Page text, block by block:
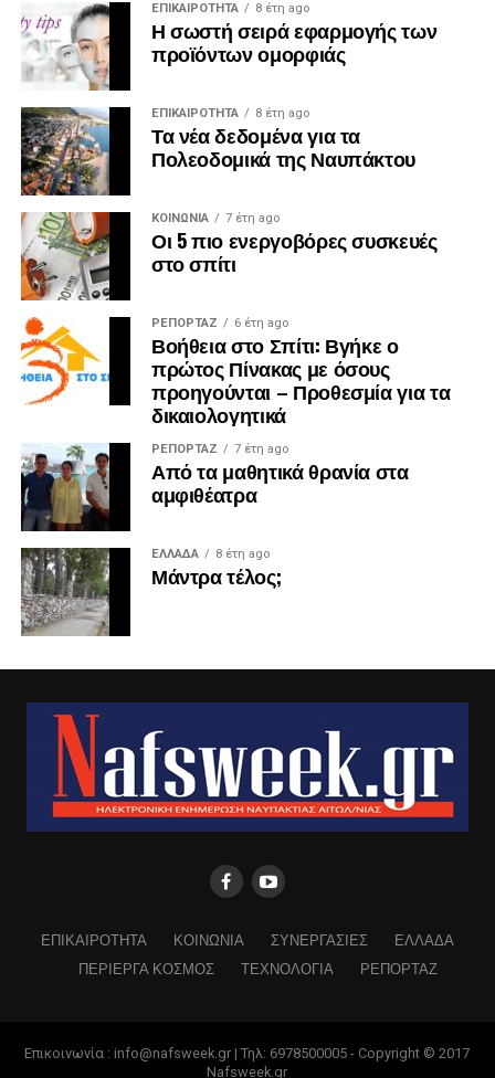
ΕΠΙΚΑΙΡΟΤΗΤΑ 8 έτη ago
Η σωστή σειρά εφαρμογής των
προϊόντων ομορφιάς
ΕΠΙΚΑΙΡΟΤΗΤΑ 8 έτη ago
Τα νέα δεδομένα για τα
Πολεοδομικά της Ναυπάκτου
ΚΟΙΝΩΝΙΑ 7 έτη ago
Οι 5 πιο ενεργοβόρες συσκευές
στο σπίτι
ΡΕΠΟΡΤΑΖ 6 έτη ago
Βοήθεια στο Σπίτι: Βγήκε ο
πρώτος Πίνακας με όσους
προηγούνται – Προθεσμία για τα
δικαιολογητικά
ΡΕΠΟΡΤΑΖ 7 έτη ago
Από τα μαθητικά θρανία στα
αμφιθέατρα
ΕΛΛΑΔΑ 8 έτη ago
Μάντρα τέλος;
ΕΠΙΚΑΙΡΟΤΗΤΑ ΚΟΙΝΩΝΙΑ ΣΥΝΕΡΓΑΣΙΕΣ
ΕΛΛΑΔΑ
ΠΕΡΙΕΡΓΑ ΚΟΣΜΟΣ
ΤΕΧΝΟΛΟΓΙΑ ΡΕΠΟΡΤΑΖ
Επικοινωνία : info@nafsweek.gr | Τηλ: 6978500005 - Copyright © 2017
Nafsweek.gr